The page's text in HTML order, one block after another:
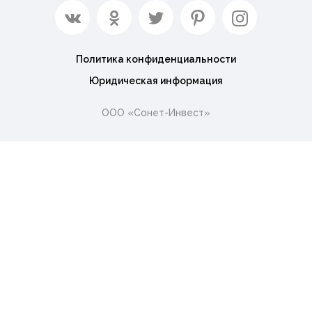
Политика конфиденциальности
Юридическая информация
ООО «Сонет-Инвест»